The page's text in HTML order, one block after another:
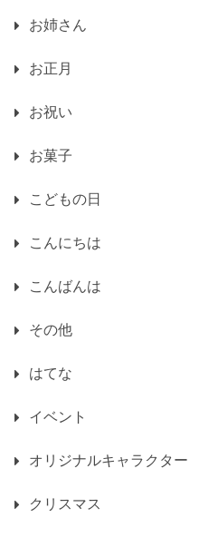
お姉さん
お正月
お祝い
お菓子
こどもの日
こんにちは
こんばんは
その他
はてな
イベント
オリジナルキャラクター
クリスマス